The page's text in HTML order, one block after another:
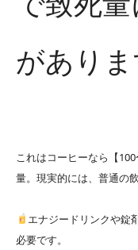
がありま
これはコーヒーなら【
量。現実的には、普通の
エナジードリンクや錠
必要です。